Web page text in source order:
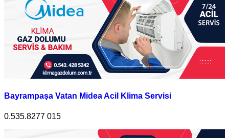
Bayrampaşa Vatan Midea Acil Klima Servisi
0.535.8277 015